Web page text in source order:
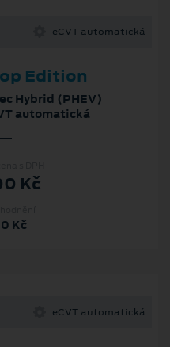
eCVT automatická
Edition
Hybrid (PHEV)
automatická
Kč
Kč
eCVT automatická